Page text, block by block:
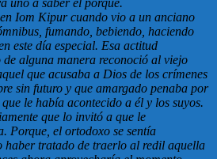
uno a saber el porqué.
Iom Kipur cuando vio a un anciano
fumando, bebiendo, haciendo
este día especial. Esa actitud
de alguna manera reconoció al viejo
que acusaba a Dios de los crímenes
sin futuro y que amargado penaba por
le había acontecido a él y los suyos.
que lo invitó a que le
Porque, el ortodoxo se sentía
haber tratado de traerlo al redil aquella